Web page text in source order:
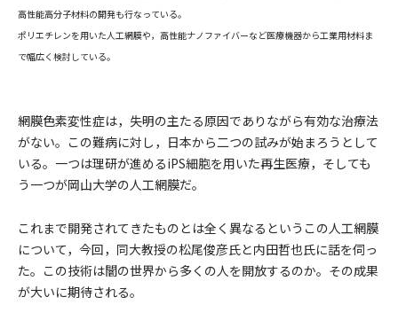
高性能高分子材料の開発も行なっている。
ポリエチレンを用いた人工網膜や，高性能ナノファイバーなど医療機器から工業用材料ま
で幅広く検討している。
網膜色素変性症は，失明の主たる原因でありながら有効な治療法
がない。この難病に対し，日本から二つの試みが始まろうとして
いる。一つは理研が進めるiPS細胞を用いた再生医療，そしても
う一つが岡山大学の人工網膜だ。
これまで開発されてきたものとは全く異なるというこの人工網膜
について，今回，同大教授の松尾俊彦氏と内田哲也氏に話を伺っ
た。この技術は闇の世界から多くの人を開放するのか。その成果
が大いに期待される。